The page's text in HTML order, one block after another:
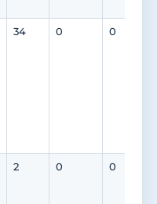
34 0 0
2 0 0